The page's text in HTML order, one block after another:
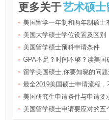
更多关于艺术硕士
美国留学一年制和两年制硕士
美国大学硕士学位设置及区别
美国留学硕士预科申请条件
GPA不足？时间不够？读美国
留学美国硕士,你要知晓的问
最全2019美国硕士申请流程，
美国研究生申请条件与申请要
美国留学硕士申请要应对的五